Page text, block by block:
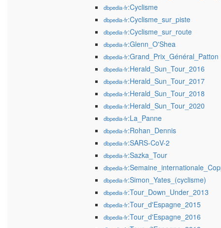
dbpedia-fr:Cyclisme
dbpedia-fr:Cyclisme_sur_piste
dbpedia-fr:Cyclisme_sur_route
dbpedia-fr:Glenn_O'Shea
dbpedia-fr:Grand_Prix_Général_Patton
dbpedia-fr:Herald_Sun_Tour_2016
dbpedia-fr:Herald_Sun_Tour_2017
dbpedia-fr:Herald_Sun_Tour_2018
dbpedia-fr:Herald_Sun_Tour_2020
dbpedia-fr:La_Panne
dbpedia-fr:Rohan_Dennis
dbpedia-fr:SARS-CoV-2
dbpedia-fr:Sazka_Tour
dbpedia-fr
dbpedia-fr:Simon_Yates_(cyclisme)
dbpedia-fr:Tour_Down_Under_2013
dbpedia-fr:Tour_d'Espagne_2015
dbpedia-fr:Tour_d'Espagne_2016